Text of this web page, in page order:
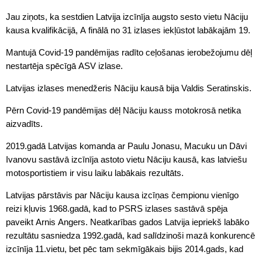
Jau ziņots, ka sestdien Latvija izcīnīja augsto sesto vietu Nāciju
kausa kvalifikācijā, A finālā no 31 izlases iekļūstot labākajām 19.
Mantujā Covid-19 pandēmijas radīto ceļošanas ierobežojumu dēļ
nestartēja spēcīgā ASV izlase.
Latvijas izlases menedžeris Nāciju kausā bija Valdis Seratinskis.
Pērn Covid-19 pandēmijas dēļ Nāciju kauss motokrosā netika
aizvadīts.
2019.gadā Latvijas komanda ar Paulu Jonasu, Macuku un Dāvi
Ivanovu sastāvā izcīnīja astoto vietu Nāciju kausā, kas latviešu
motosportistiem ir visu laiku labākais rezultāts.
Latvijas pārstāvis par Nāciju kausa izcīņas čempionu vienīgo
reizi kļuvis 1968.gadā, kad to PSRS izlases sastāvā spēja
paveikt Arnis Angers. Neatkarības gados Latvija iepriekš labāko
rezultātu sasniedza 1992.gadā, kad salīdzinoši mazā konkurencē
izcīnīja 11.vietu, bet pēc tam sekmīgākais bijis 2014.gads, kad